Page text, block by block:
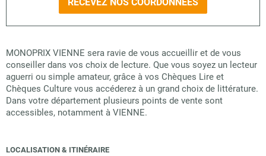
MONOPRIX VIENNE sera ravie de vous accueillir et de vous
conseiller dans vos choix de lecture. Que vous soyez un lecteur
aguerri ou simple amateur, grâce à vos Chèques Lire et
Chèques Culture vous accéderez à un grand choix de littérature.
Dans votre département plusieurs points de vente sont
accessibles, notamment à VIENNE.
LOCALISATION & ITINÉRAIRE